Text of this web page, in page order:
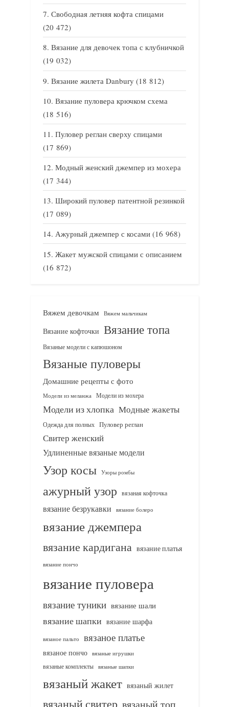
Свободная летняя кофта спицами
(20 472)
Вязание для девочек топа с клубничкой
(19 032)
Вязание жилета Danbury (18 812)
Вязание пуловера крючком схема
(18 516)
Пуловер реглан сверху спицами
(17 869)
Модный женский джемпер из мохера
(17 344)
Широкий пуловер патентной резинкой
(17 089)
Ажурный джемпер с косами (16 968)
Жакет мужской спицами с описанием
(16 872)
Вяжем девочкам Вяжем мальчикам
Вязание кофточки Вязание топа
Вязаные модели с капюшоном
Вязаные пуловеры
Домашние рецепты с фото
Модели из меланжа Модели из мохера
Модели из хлопка Модные жакеты
Одежда для полных Пуловер реглан
Свитер женский
Удлиненные вязаные модели
Узор косы Узоры ромбы
ажурный узор вязаная кофточка
вязание безрукавки вязание болеро
вязание джемпера
вязание кардигана вязание платья
вязание пончо
вязание пуловера
вязание туники вязание шали
вязание шапки вязание шарфа
вязаное пальто вязаное платье
вязаное пончо вязаные игрушки
вязаные комплекты
вязаные шапки
вязаный жакет вязаный жилет
вязаный свитер